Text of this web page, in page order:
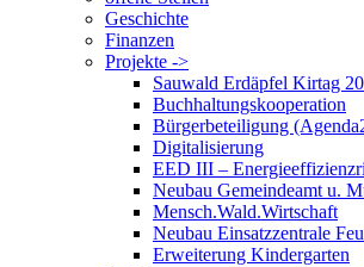
Geschichte
Finanzen
Projekte ->
Sauwald Erdäpfel Kirtag
Buchhaltungskooperation
Bürgerbeteiligung
Digitalisierung
EED III –
Neubau Gemeindeamt u.
Mensch.Wald.Wirtschaft
Neubau Einsatzzentrale
Erweiterung Kindergarten